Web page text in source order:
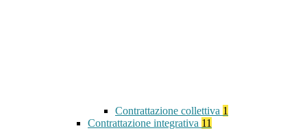
Contrattazione collettiva 1
Contrattazione integrativa 11